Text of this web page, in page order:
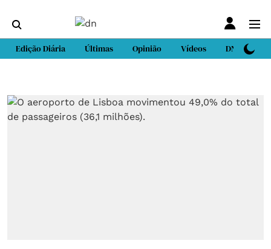
Edição Diária Últimas Opinião Vídeos DN Sport